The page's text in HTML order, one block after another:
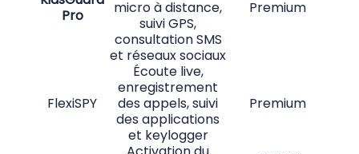
Pro
micro à distance,
suivi GPS,
consultation SMS
et réseaux sociaux
Premium
FlexiSPY
Écoute live,
enregistrement
des appels, suivi
des applications
et keylogger
Premium